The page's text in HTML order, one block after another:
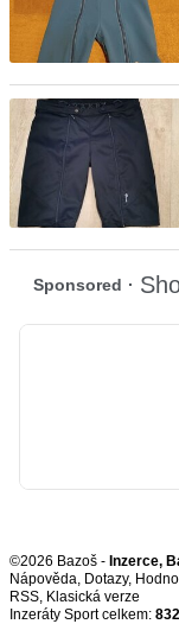
©2026 Bazoš - Inzerce,
Nápověda, Dotazy,
RSS,
Inzeráty Sport celkem: